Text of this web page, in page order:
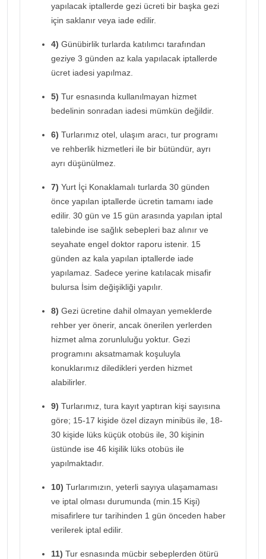
yapılacak iptallerde gezi ücreti bir başka gezi
için saklanır veya iade edilir.
4) Günübirlik turlarda katılımcı tarafından
geziye 3 günden az kala yapılacak iptallerde
ücret iadesi yapılmaz.
5) Tur esnasında kullanılmayan hizmet
bedelinin sonradan iadesi mümkün değildir.
6) Turlarımız otel, ulaşım aracı, tur programı
ve rehberlik hizmetleri ile bir bütündür, ayrı
ayrı düşünülmez.
7) Yurt İçi Konaklamalı turlarda 30 günden
önce yapılan iptallerde ücretin tamamı iade
edilir. 30 gün ve 15 gün arasında yapılan iptal
talebinde ise sağlık sebepleri baz alınır ve
seyahate engel doktor raporu istenir. 15
günden az kala yapılan iptallerde iade
yapılamaz. Sadece yerine katılacak misafir
bulursa İsim değişikliği yapılır.
8) Gezi ücretine dahil olmayan yemeklerde
rehber yer önerir, ancak önerilen yerlerden
hizmet alma zorunluluğu yoktur. Gezi
programını aksatmamak koşuluyla
konuklarımız diledikleri yerden hizmet
alabilirler.
9) Turlarımız, tura kayıt yaptıran kişi sayısına
göre; 15-17 kişide özel dizayn minibüs ile, 18-
30 kişide lüks küçük otobüs ile, 30 kişinin
üstünde ise 46 kişilik lüks otobüs ile
yapılmaktadır.
10) Turlarımızın, yeterli sayıya ulaşamaması
ve iptal olması durumunda (min.15 Kişi)
misafirlere tur tarihinden 1 gün önceden haber
verilerek iptal edilir.
11) Tur esnasında mücbir sebeplerden ötürü